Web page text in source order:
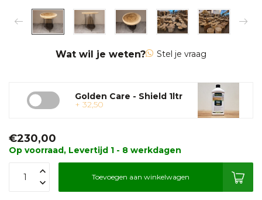
Wat wil je weten? Stel je vraag
Golden Care - Shield 1ltr
+ 32,50
€230,00
Op voorraad, Levertijd 1 - 8 werkdagen
Toevoegen aan winkelwagen